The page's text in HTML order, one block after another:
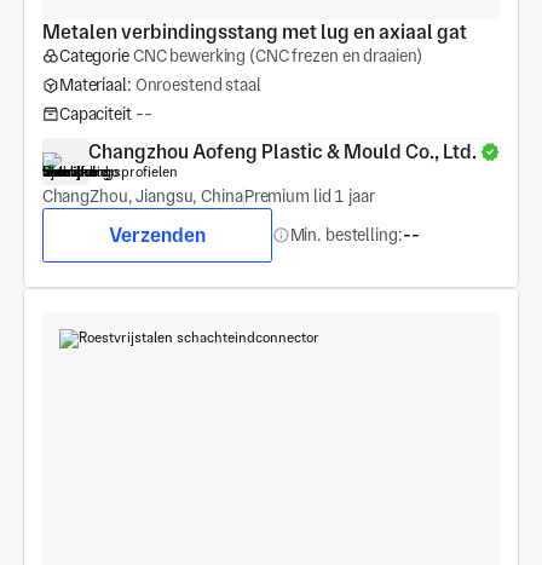
Metalen verbindingsstang met lug en axiaal gat
CategorieCNC bewerking (CNC frezen en draaien)
Materiaal: Onroestend staal
Capaciteit --
Changzhou Aofeng Plastic & Mould Co., Ltd.
ChangZhou, Jiangsu, ChinaPremium lid 1 jaar
Verzenden Min. bestelling:--